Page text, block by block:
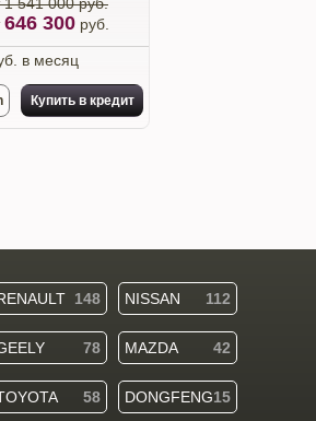
646 300 руб.
в месяц
Купить в кредит
148 NISSAN 112
78 MAZDA 42
58 DONGFENG15